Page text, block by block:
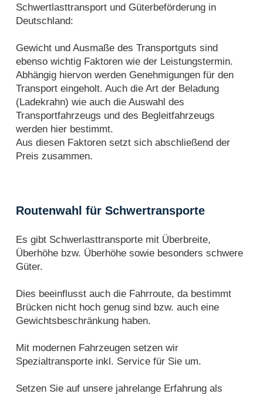
Schwertlasttransport und Güterbeförderung in
Deutschland:
Gewicht und Ausmaße des Transportguts sind
ebenso wichtig Faktoren wie der Leistungstermin.
Abhängig hiervon werden Genehmigungen für den
Transport eingeholt. Auch die Art der Beladung
(Ladekrahn) wie auch die Auswahl des
Transportfahrzeugs und des Begleitfahrzeugs
werden hier bestimmt.
Aus diesen Faktoren setzt sich abschließend der
Preis zusammen.
Routenwahl für Schwertransporte
Es gibt Schwerlasttransporte mit Überbreite,
Überhöhe bzw. Überhöhe sowie besonders schwere
Güter.
Dies beeinflusst auch die Fahrroute, da bestimmt
Brücken nicht hoch genug sind bzw. auch eine
Gewichtsbeschränkung haben.
Mit modernen Fahrzeugen setzen wir
Spezialtransporte inkl. Service für Sie um.
Setzen Sie auf unsere jahrelange Erfahrung als